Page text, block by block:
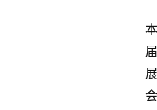
本
届
展
会